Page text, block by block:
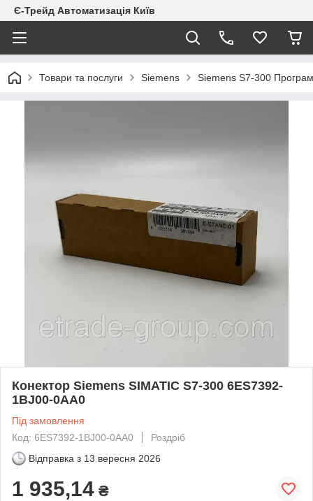
Є-Трейд Автоматизація Київ
Товари та послуги Siemens Siemens S7-300
Конектор Siemens SIMATIC S7-300 6ES7392-
1BJ00-0AA0
Під замовлення
Код: 6ES7392-1BJ00-0AA0
Роздріб
Відправка з 13 вересня 2026
1 935,14 ₴